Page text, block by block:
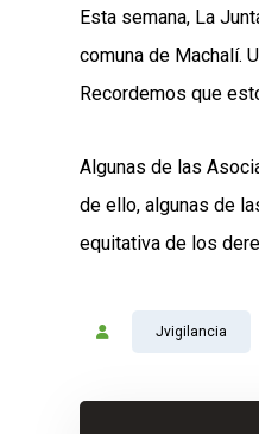
Esta semana, La
comuna de Machalí.
Recordemos que
Algunas de las
de ello, algunas de
equitativa de los
Jvigilancia